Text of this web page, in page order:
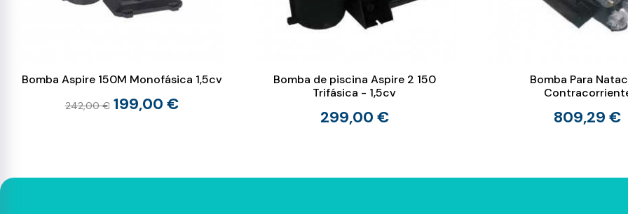
Bomba Aspire 150M Monofásica 1,5cv
242,00 € 199,00 €
Bomba de piscina Aspire 2 150
Trifásica - 1,5cv
299,00 €
Bomba Para
809,29 €